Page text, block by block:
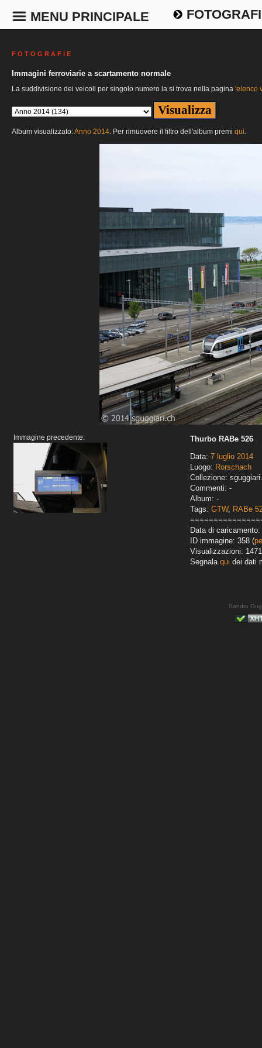
MENU PRINCIPALE
F O T O G R A F I E
Immagini ferroviarie a scartamento normale
La suddivisione dei veicoli per singolo numero la si trova nella pagina 'elenco
Album visualizzato:Anno 2014. Per rimuovere il filtro dell'album premi qui.
Immagine precedente:
Thurbo RABe 526
Data: 7 luglio 2014
Luogo: Rorschach
Collezione:
Commenti: -
Album: -
Tags: GTW, RABe
Data di caricamento:
ID immagine: 358 (
Visualizzazioni: 1471
Segnala qui dei dati
Sandro